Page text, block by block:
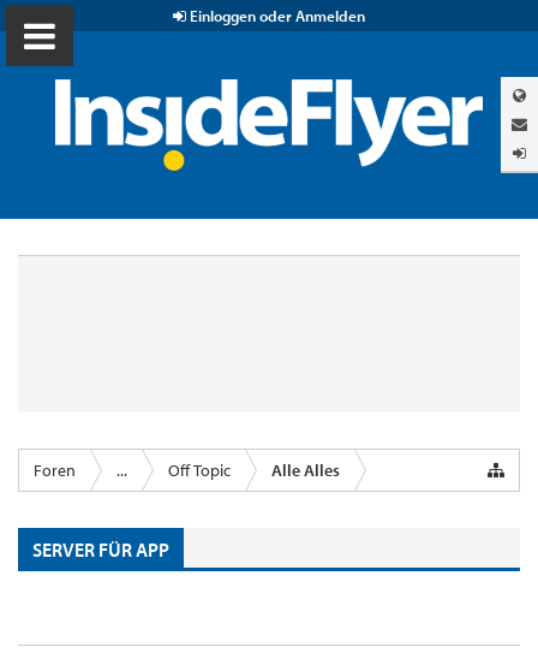
Einloggen oder Anmelden
Foren ... Off Topic Alle Alles
SERVER FÜR APP